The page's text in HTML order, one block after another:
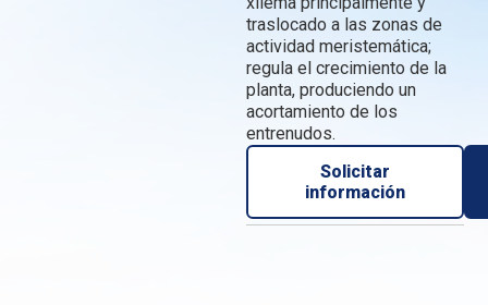
traslocado a las zonas de
actividad meristemática;
regula el crecimiento de la
planta, produciendo un
acortamiento de los
entrenudos.
Solicitar
información